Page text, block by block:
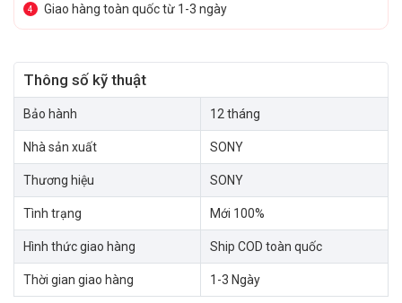
4 Giao hàng toàn quốc từ 1-3 ngày
Thông số kỹ thuật
Bảo hành 12 tháng
Nhà sản xuất SONY
Thương hiệu SONY
Tình trạng Mới 100%
Hình thức giao hàng Ship COD toàn quốc
Thời gian giao hàng 1-3 Ngày